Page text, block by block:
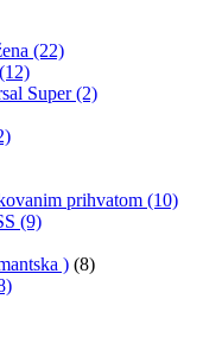
(22)
(12)
Super(2)
prihvatom (10)
(9)
) (8)